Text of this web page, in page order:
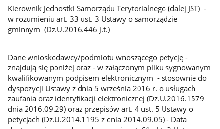
Kierownik Jednostki Samorządu Terytorialnego (dalej JST) -
w rozumieniu art. 33 ust. 3 Ustawy o samorządzie
gminnym (Dz.U.2016.446 j.t.)
Dane wnioskodawcy/podmiotu wnoszącego petycję -
znajdują się poniżej oraz - w załączonym pliku sygnowanym
kwalifikowanym podpisem elektronicznym - stosownie do
dyspozycji Ustawy z dnia 5 września 2016 r. o usługach
zaufania oraz identyfikacji elektronicznej (Dz.U.2016.1579
dnia 2016.09.29) oraz przepisów art. 4 ust. 5 Ustawy o
petycjach (Dz.U.2014.1195 z dnia 2014.09.05) - Data